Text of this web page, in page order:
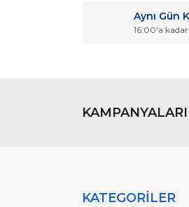
Ürün
Aynı Gün
16:00'a
KATEGORİLER